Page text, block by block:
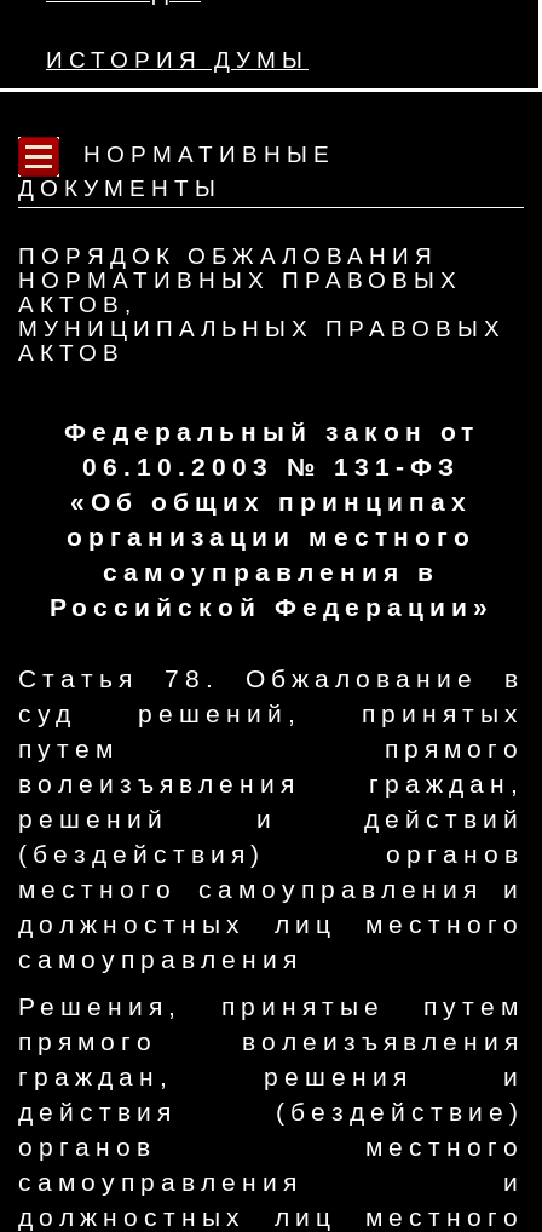
ИСТОРИЯ ДУМЫ
НОРМАТИВНЫЕ
ДОКУМЕНТЫ
ПОРЯДОК ОБЖАЛОВАНИЯ
НОРМАТИВНЫХ ПРАВОВЫХ
АКТОВ,
МУНИЦИПАЛЬНЫХ ПРАВОВЫХ
АКТОВ
Федеральный закон от
06.10.2003 № 131-ФЗ
«Об общих принципах
организации местного
самоуправления в
Российской Федерации»
Статья 78. Обжалование в
суд решений, принятых
путем прямого
волеизъявления граждан,
решений и действий
(бездействия) органов
местного самоуправления и
должностных лиц местного
самоуправления
Решения, принятые путем
прямого волеизъявления
граждан, решения и
действия (бездействие)
органов местного
самоуправления и
должностных лиц местного